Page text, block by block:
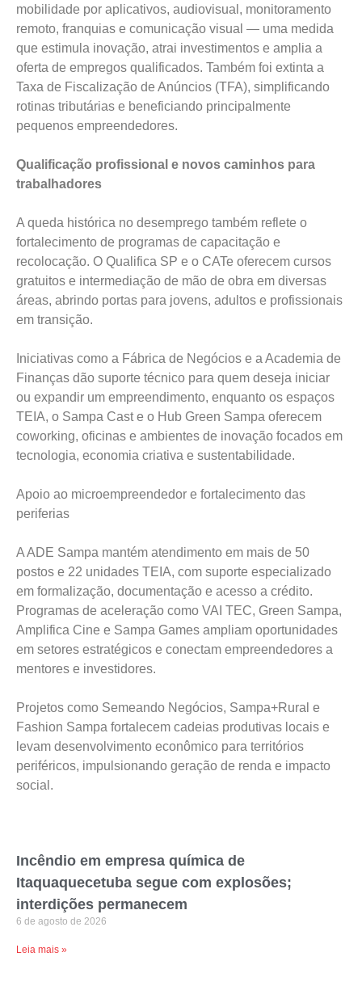
mobilidade por aplicativos, audiovisual, monitoramento
remoto, franquias e comunicação visual — uma medida
que estimula inovação, atrai investimentos e amplia a
oferta de empregos qualificados. Também foi extinta a
Taxa de Fiscalização de Anúncios (TFA), simplificando
rotinas tributárias e beneficiando principalmente
pequenos empreendedores.
Qualificação profissional e novos caminhos para
trabalhadores
A queda histórica no desemprego também reflete o
fortalecimento de programas de capacitação e
recolocação. O Qualifica SP e o CATe oferecem cursos
gratuitos e intermediação de mão de obra em diversas
áreas, abrindo portas para jovens, adultos e profissionais
em transição.
Iniciativas como a Fábrica de Negócios e a Academia de
Finanças dão suporte técnico para quem deseja iniciar
ou expandir um empreendimento, enquanto os espaços
TEIA, o Sampa Cast e o Hub Green Sampa oferecem
coworking, oficinas e ambientes de inovação focados em
tecnologia, economia criativa e sustentabilidade.
Apoio ao microempreendedor e fortalecimento das
periferias
A ADE Sampa mantém atendimento em mais de 50
postos e 22 unidades TEIA, com suporte especializado
em formalização, documentação e acesso a crédito.
Programas de aceleração como VAI TEC, Green Sampa,
Amplifica Cine e Sampa Games ampliam oportunidades
em setores estratégicos e conectam empreendedores a
mentores e investidores.
Projetos como Semeando Negócios, Sampa+Rural e
Fashion Sampa fortalecem cadeias produtivas locais e
levam desenvolvimento econômico para territórios
periféricos, impulsionando geração de renda e impacto
social.
Incêndio em empresa química de
Itaquaquecetuba segue com explosões;
interdições permanecem
6 de agosto de 2026
Leia mais »